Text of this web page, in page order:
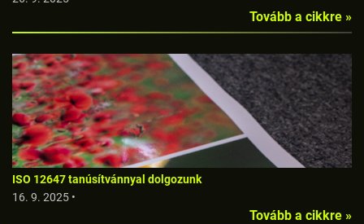
Tovább a cikkre »
ISO 12647 tanúsítvánnyal dolgozunk
16. 9. 2025 •
Tovább a cikkre »